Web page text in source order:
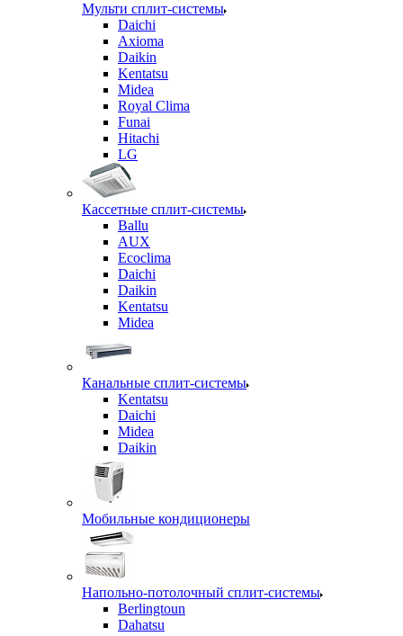
Мульти сплит-системы
Daichi
Axioma
Daikin
Kentatsu
Midea
Royal Clima
Funai
Hitachi
LG
Кассетные сплит-системы
Ballu
AUX
Ecoclima
Daichi
Daikin
Kentatsu
Midea
Канальные сплит-системы
Kentatsu
Daichi
Midea
Daikin
Мобильные кондиционеры
Напольно-потолочный сплит-системы
Berlingtoun
Dahatsu